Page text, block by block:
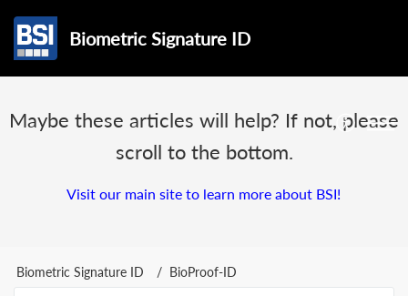
Biometric Signature ID
Maybe these articles will help? If not, please
scroll to the bottom.
Visit our main site to learn more about BSI!
Biometric Signature ID BioProof-ID